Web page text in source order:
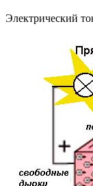
Электрический